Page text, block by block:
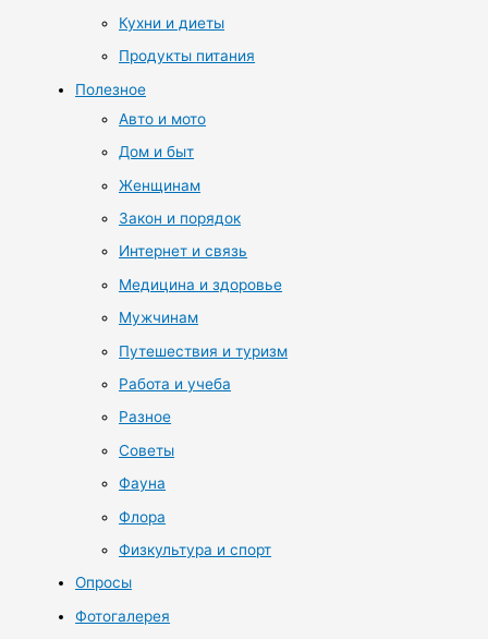
Кухни и диеты
Продукты питания
Полезное
Авто и мото
Дом и быт
Женщинам
Закон и порядок
Интернет и связь
Медицина и здоровье
Мужчинам
Путешествия и туризм
Работа и учеба
Разное
Советы
Фауна
Флора
Физкультура и спорт
Опросы
Фотогалерея